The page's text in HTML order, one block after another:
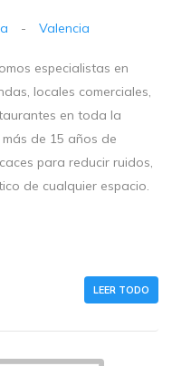
- Valencia
especialistas en
locales comerciales,
en toda la
de 15 años de
para reducir ruidos,
de cualquier espacio.
LEER TODO